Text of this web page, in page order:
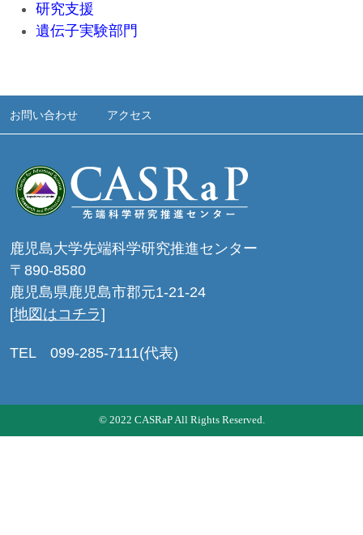
研究支援
遺伝子実験部門
お問い合わせ アクセス
鹿児島大学先端科学研究推進センター
〒890-8580
鹿児島県鹿児島市郡元1-21-24
[地図はコチラ]
TEL 099-285-7111(代表)
© 2022 CASRaP All Rights Reserved.